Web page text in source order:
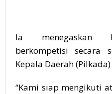
Ia menegaskan
berkompetisi secara
Kepala Daerah
“Kami siap mengikuti